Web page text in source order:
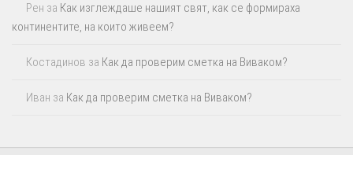
Рен за Как изглеждаше нашият свят, как се формираха
континентите, на които живеем?
Костадинов за Как да проверим сметка на Виваком?
Иван за Как да проверим сметка на Виваком?